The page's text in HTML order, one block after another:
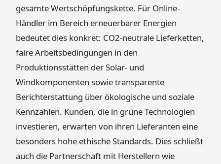
gesamte Wertschöpfungskette. Für Online-
Händler im Bereich erneuerbarer Energien
bedeutet dies konkret: CO2-neutrale Lieferketten,
faire Arbeitsbedingungen in den
Produktionsstätten der Solar- und
Windkomponenten sowie transparente
Berichterstattung über ökologische und soziale
Kennzahlen. Kunden, die in grüne Technologien
investieren, erwarten von ihren Lieferanten eine
besonders hohe ethische Standards. Dies schließt
auch die Partnerschaft mit Herstellern wie